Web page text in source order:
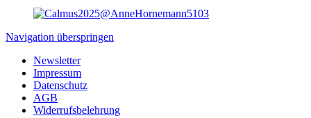
Navigation überspringen
Newsletter
Impressum
Datenschutz
AGB
Widerrufsbelehrung